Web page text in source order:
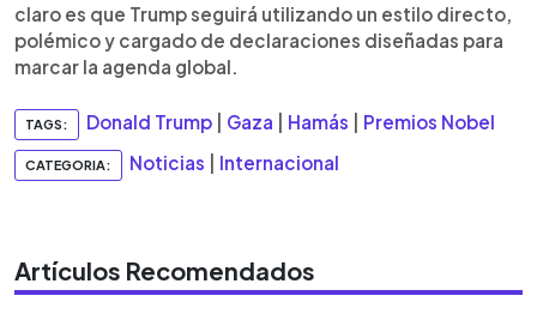
claro es que Trump seguirá utilizando un estilo directo,
polémico y cargado de declaraciones diseñadas para
marcar la agenda global.
TAGS: Donald Trump Gaza Hamás Premios Nobel
CATEGORIA: Noticias Internacional
Artículos Recomendados